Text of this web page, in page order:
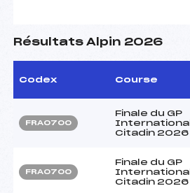
Résultats Alpin 2026
Codex Course
FRA0700
Finale du GP
International
Citadin 2026
FRA0700
Finale du GP
International
Citadin 2026